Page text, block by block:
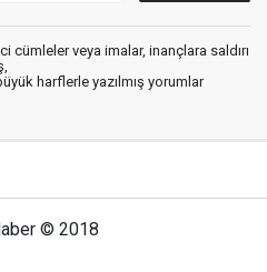
cümleler veya imalar, inançlara saldırı
harflerle yazılmış yorumlar
© 2018